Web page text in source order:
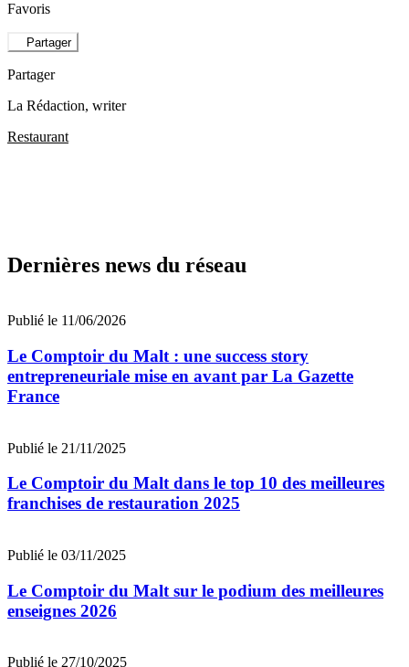
Favoris
Partager
Partager
La Rédaction, writer
Restaurant
Dernières news du réseau
Publié le 11/06/2026
Le Comptoir du Malt : une success story
entrepreneuriale mise en avant par La Gazette
France
Publié le 21/11/2025
Le Comptoir du Malt dans le top 10 des meilleures
franchises de restauration 2025
Publié le 03/11/2025
Le Comptoir du Malt sur le podium des meilleures
enseignes 2026
Publié le 27/10/2025